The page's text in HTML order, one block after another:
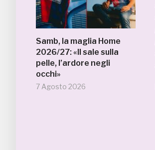
Samb, la maglia Home
2026/27: «Il sale sulla
pelle, l’ardore negli
occhi»
7 Agosto 2026